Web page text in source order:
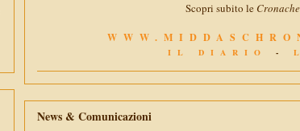
Scopri subito le
IL DIARIO -
News & Comunicazioni